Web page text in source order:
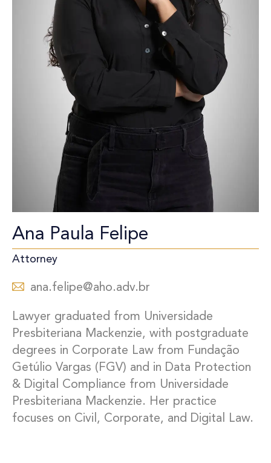
Ana Paula Felipe
Attorney
ana.felipe@aho.adv.br
Lawyer graduated from Universidade
Presbiteriana Mackenzie, with postgraduate
degrees in Corporate Law from Fundação
Getúlio Vargas (FGV) and in Data Protection
& Digital Compliance from Universidade
Presbiteriana Mackenzie. Her practice
focuses on Civil, Corporate, and Digital Law.